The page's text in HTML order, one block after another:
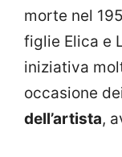
morte nel
figlie Elica e
iniziativa
occasione
dell’artista,